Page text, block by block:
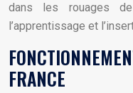
dans les rouages
l’apprentissage et
FRANCE